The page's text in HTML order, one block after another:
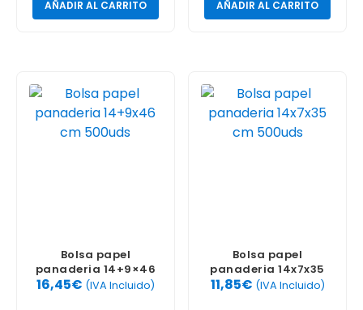
AÑADIR AL CARRITO AÑADIR AL CARRITO
Bolsa papel
panaderia 14+9×46
cm 500uds
16,45€ (IVA Incluido)
Bolsa papel
panaderia 14x7x35
cm 500uds
11,85€ (IVA Incluido)